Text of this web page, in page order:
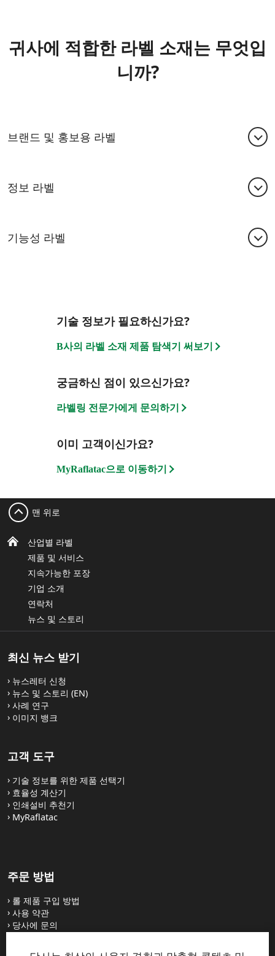
귀사에 적합한 라벨 소재는 무엇입
니까?
브랜드 및 홍보용 라벨
소비자에게 브랜드를 더욱 효과적으로 전달할 수 있도
유리병
정보 라벨
물질에 노출되더라도 판독이 필수적인 중요한 정보를
단단하고 유연한 IBC 용기
기능성 라벨
록 다음과 같이 디자인되었습니다.
해양용 BS5609 준수 라벨
다양한 실외 환경에 대한 적합성
보안용 변조 방지 라벨
벨과 호환되는 라벨
기술 정보가 필요하신가요?
B사의 라벨 소재 제품 탐색기 써보기
궁금하신 점이 있으신가요?
라벨링 전문가에게 문의하기
이미 고객이신가요?
MyRaflatac으로 이동하기
산업별 라벨
제품 및 서비스
지속가능한 포장
기업 소개
연락처
뉴스 및 스토리
맨 위로
최신 뉴스 받기
뉴스레터 신청
뉴스 및 스토리 (EN)
사례 연구
이미지 뱅크
고객 도구
기술 정보를 위한 제품 선택기
효율성 계산기
인쇄설비 추천기
MyRaflatac
주문 방법
롤 제품 구입 방법
사용 약관
당사에 문의